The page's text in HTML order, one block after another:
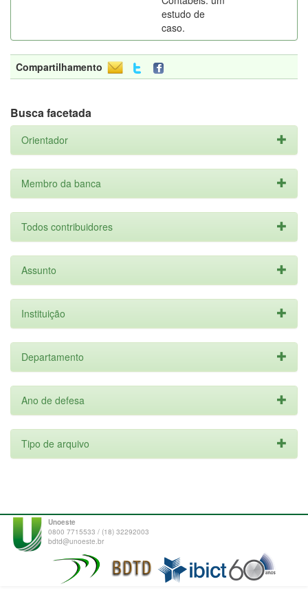
estudo de
caso.
Compartilhamento
Busca facetada
Orientador
Membro da banca
Todos contribuidores
Assunto
Instituição
Departamento
Ano de defesa
Tipo de arquivo
Unoeste
0800 7715533 / (18) 32292003
bdtd@unoeste.br